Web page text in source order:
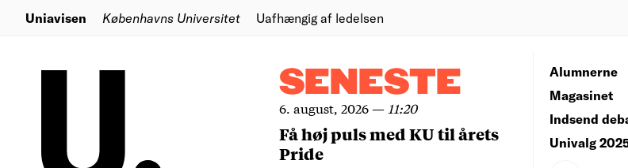
Uniavisen Københavns Universitet Uafhængig af ledelsen
SENESTE
6. august, 2026— 11:20
Få høj puls med KU til årets
Pride
Alumnerne
Magasinet
Indsend
Univalg